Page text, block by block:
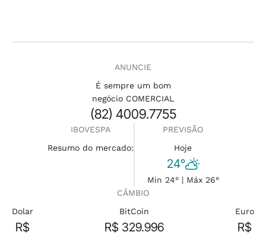
ANUNCIE
É sempre um bom
negócio COMERCIAL
(82) 4009.7755
IBOVESPA
Resumo do mercado:
PREVISÃO
Hoje
24°
Min 24° | Máx 26°
CÂMBIO
Dolar
R$
BitCoin
R$ 329.996
Euro
R$